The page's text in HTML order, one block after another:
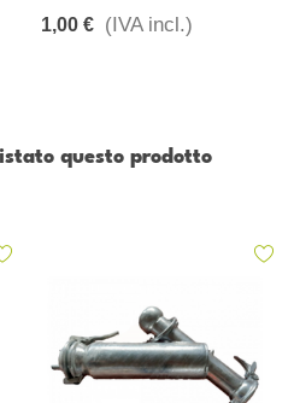
1,00 € (IVA incl.)
questo prodotto